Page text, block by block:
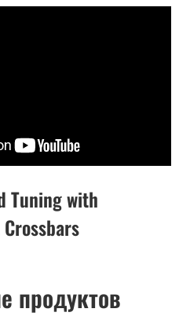
Tuning with
продуктов